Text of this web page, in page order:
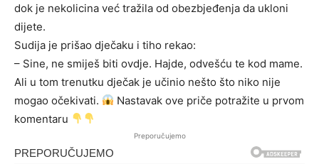
dok je nekolicina već tražila od obezbjeđenja da ukloni
dijete.
Sudija je prišao dječaku i tiho rekao:
– Sine, ne smiješ biti ovdje. Hajde, odvešću te kod mame.
Ali u tom trenutku dječak je učinio nešto što niko nije
mogao očekivati.
Nastavak ove priče potražite u prvom
komentaru
Preporučujemo